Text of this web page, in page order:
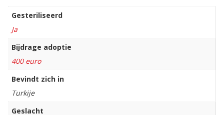
Gesteriliseerd
Ja
Bijdrage adoptie
400 euro
Bevindt zich in
Turkije
Geslacht